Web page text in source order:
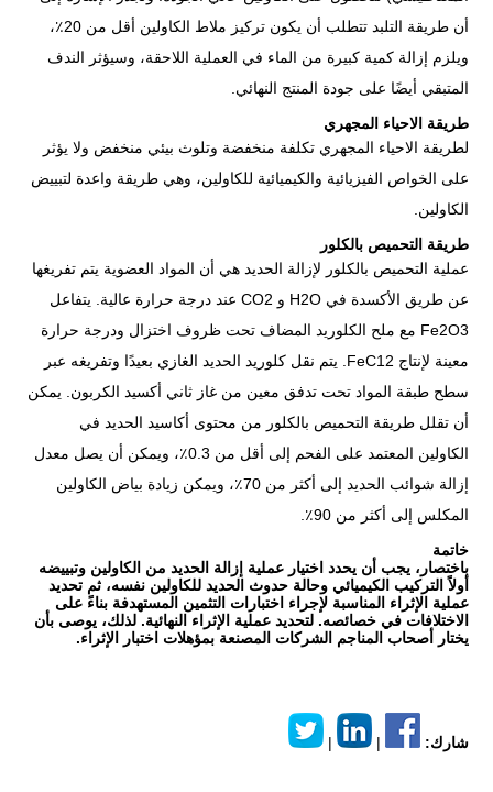
أن طريقة التلبد تتطلب أن يكون تركيز ملاط ​​الكاولين أقل من 20٪،
ويلزم إزالة كمية كبيرة من الماء في العملية اللاحقة، وسيؤثر الندف
المتبقي أيضًا على جودة المنتج النهائي.
طريقة الاحياء المجهري
لطريقة الاحياء المجهري تكلفة منخفضة وتلوث بيئي منخفض ولا يؤثر
على الخواص الفيزيائية والكيميائية للكاولين، وهي طريقة واعدة لتبييض
الكاولين.
طريقة التحميص بالكلور
عملية التحميص بالكلور لإزالة الحديد هي أن المواد العضوية يتم تفريغها
عن طريق الأكسدة في H2O و CO2 عند درجة حرارة عالية. يتفاعل
Fe2O3 مع ملح الكلوريد المضاف تحت ظروف اختزال ودرجة حرارة
معينة لإنتاج FeC12. يتم نقل كلوريد الحديد الغازي بعيدًا وتفريغه عبر
سطح طبقة المواد تحت تدفق معين من غاز ثاني أكسيد الكربون. يمكن
أن تقلل طريقة التحميص بالكلور من محتوى أكاسيد الحديد في
الكاولين المعتمد على الفحم إلى أقل من 0.3٪، ويمكن أن يصل معدل
إزالة شوائب الحديد إلى أكثر من 70٪، ويمكن زيادة بياض الكاولين
المكلس إلى أكثر من 90٪.
خاتمة
باختصار، يجب أن يحدد اختيار عملية إزالة الحديد من الكاولين وتبييضه
أولاً التركيب الكيميائي وحالة حدوث الحديد للكاولين نفسه، ثم تحديد
عملية الإثراء المناسبة لإجراء اختبارات التثمين المستهدفة بناءً على
الاختلافات في خصائصه. لتحديد عملية الإثراء النهائية. لذلك، يوصى بأن
يختار أصحاب المناجم الشركات المصنعة بمؤهلات اختبار الإثراء.
شارك: |
|